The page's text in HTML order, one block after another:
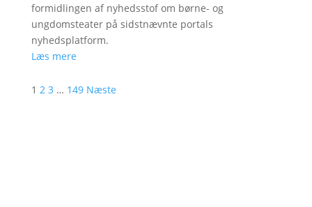
formidlingen af nyhedsstof om børne- og
ungdomsteater på sidstnævnte portals
nyhedsplatform.
Læs mere
1 2 3 … 149 Næste